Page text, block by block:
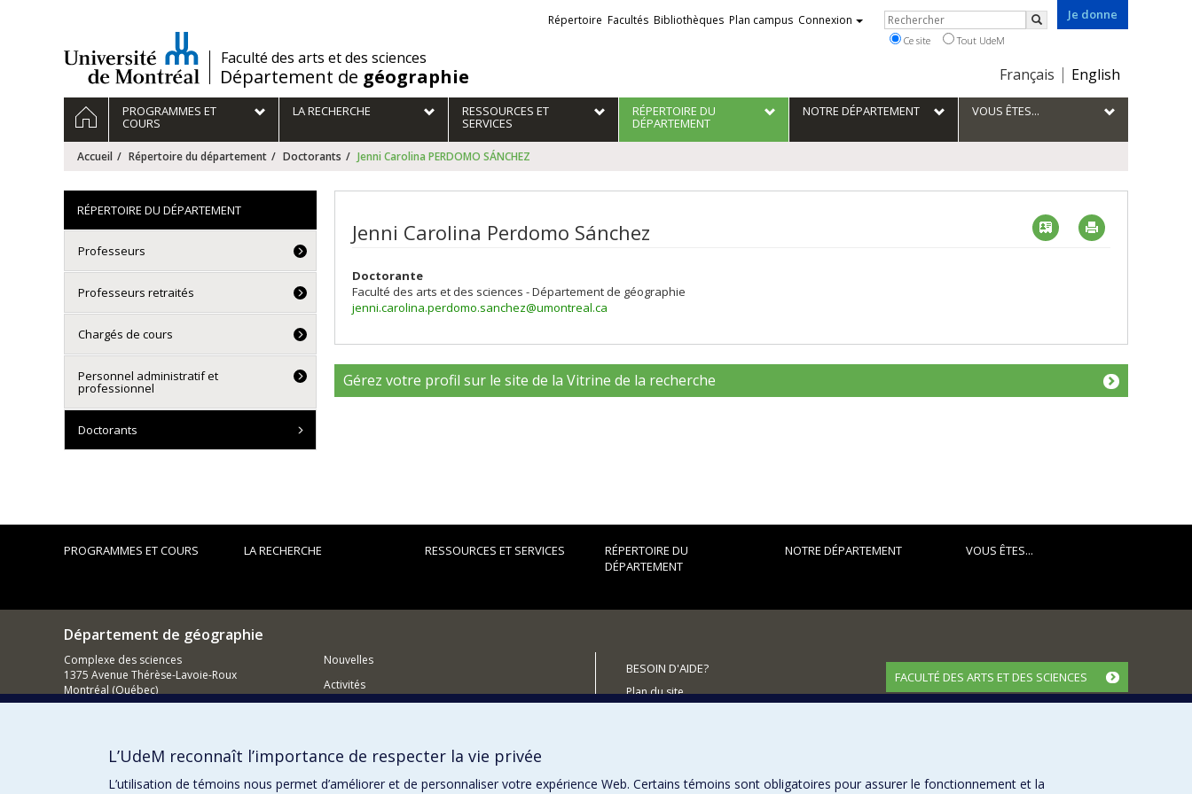
/Faculté des arts et des sciences
Département de géographie
Je donne
Choix
la
langue
Français English
Liens
externes
Répertoire Facultés Bibliothèques Plan campus Connexion Rechercher
Rechercher
Ce site Tout UdeM
Navigation
principale
ACCUEILPROGRAMMES ET
COURS
LA RECHERCHE RESSOURCES ET
SERVICES
RÉPERTOIRE DU
DÉPARTEMENT
NOTRE DÉPARTEMENT VOUS ÊTES...
Accueil Répertoire du département Doctorants Jenni Carolina PERDOMO SÁNCHEZ
Jenni Carolina Perdomo Sánchez Vcard
Doctorante
Faculté des arts et des sciences - Département de géographie
jenni.carolina.perdomo.sanchez@umontreal.ca
Gérez votre profil sur le site de la Vitrine de la recherche
RÉPERTOIRE DU DÉPARTEMENT
Professeurs
Professeurs retraités
Chargés de cours
Personnel administratif et
professionnel
Doctorants
PROGRAMMES ET COURS LA RECHERCHE RESSOURCES ET SERVICES
RÉPERTOIRE DU
DÉPARTEMENT
NOTRE DÉPARTEMENT VOUS ÊTES...
Département de géographie
Complexe des sciences
1375 Avenue Thérèse-Lavoie-Roux
Montréal (Québec)
H2V 0B3
Nouvelles
Activités
BESOIN D'AIDE?
Plan du site
FACULTÉ DES ARTS ET DES SCIENCES
L’UdeM reconnaît l’importance de respecter la vie privée
L’utilisation de témoins nous permet d’améliorer et de personnaliser votre expérience Web. Certains témoins sont obligatoires pour assurer le fonctionnement et la